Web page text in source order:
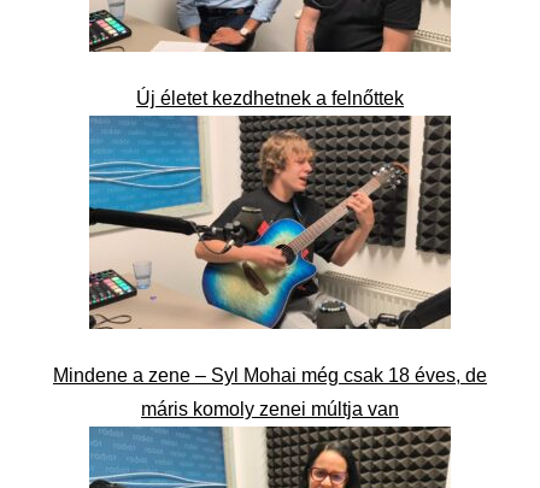
Új életet kezdhetnek a felnőttek
Mindene a zene – Syl Mohai még csak 18 éves, de
máris komoly zenei múltja van